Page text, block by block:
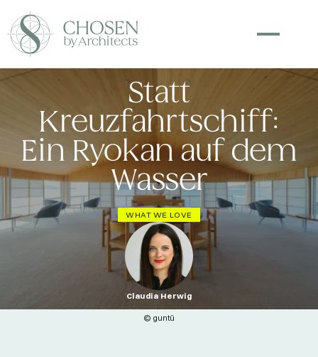
Statt
Kreuzfahrtschiff:
Ein Ryokan auf dem
Wasser
WHAT WE LOVE
Claudia Herwig
© guntû